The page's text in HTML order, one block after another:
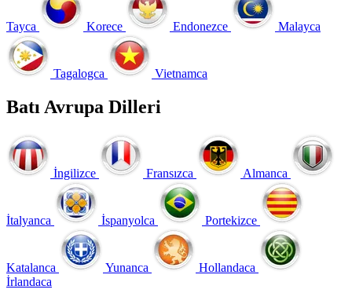
Tayca Korece Endonezce Malayca
Tagalogca Vietnamca
Batı Avrupa Dilleri
İngilizce Fransızca Almanca
İtalyanca İspanyolca Portekizce
Katalanca Yunanca
Hollandaca
İrlandaca